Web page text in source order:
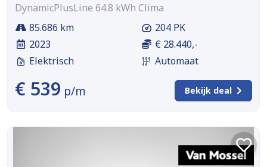
DynamicPlusLine 64.8 kWh Clima
85.686 km
2023
Elektrisch
204 PK
€ 28.440,-
Automaat
€ 539 p/m Bekijk deal